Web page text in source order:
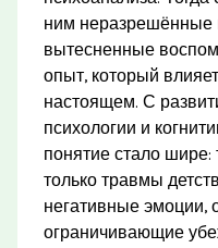
ним неразрешённые
вытесненные
опыт, который
настоящем. С
психологии и
понятие стало шире:
только травмы
негативные эмоции,
ограничивающие